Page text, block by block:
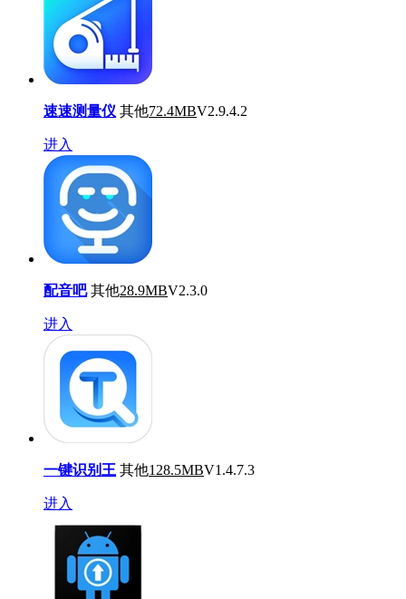
速速测量仪 其他72.4MBV2.9.4.2
进入
配音吧 其他28.9MBV2.3.0
进入
一键识别王 其他128.5MBV1.4.7.3
进入